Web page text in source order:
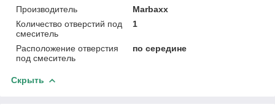
Производитель
Marbaxx
Количество отверстий под
смеситель
1
Расположение отверстия
под смеситель
по середине
Скрыть